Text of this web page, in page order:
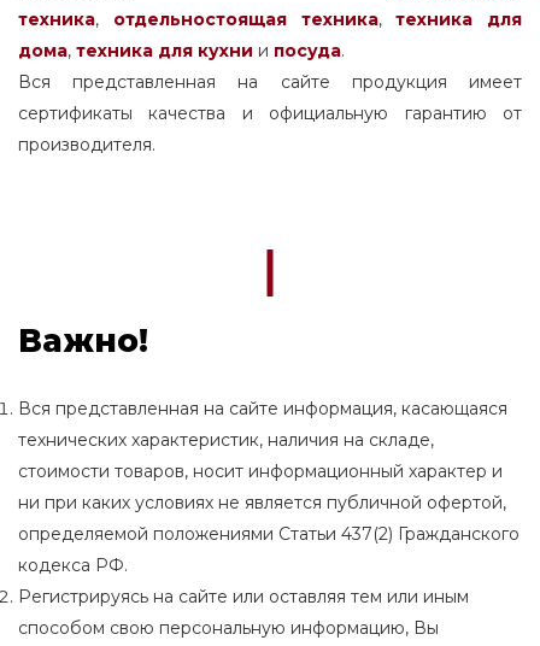
техника, отдельностоящаятехника,
техника для
дома, техника для кухни и посуда.
Вся представленная на сайте продукция имеет
сертификаты качества и официальную гарантию от
производителя.
Важно!
Вся представленная на сайте информация, касающаяся
технических характеристик, наличия на складе,
стоимости товаров, носит информационный характер и
ни при каких условиях не является публичной офертой,
определяемой положениями Статьи 437(2) Гражданского
кодекса РФ.
Регистрируясь на сайте или оставляя тем или иным
способом свою персональную информацию, Вы